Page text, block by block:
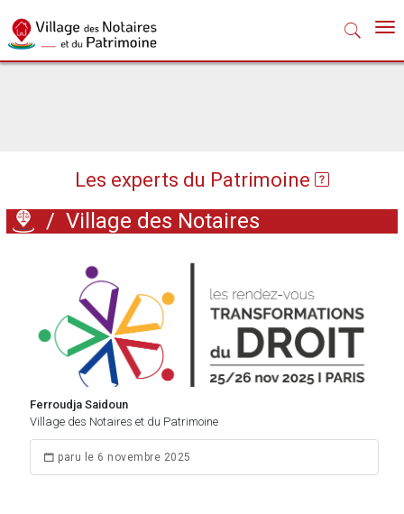
Les experts du Patrimoine
/ Village des Notaires
Ferroudja Saidoun
Village des Notaires et du Patrimoine
paru le 6 novembre 2025